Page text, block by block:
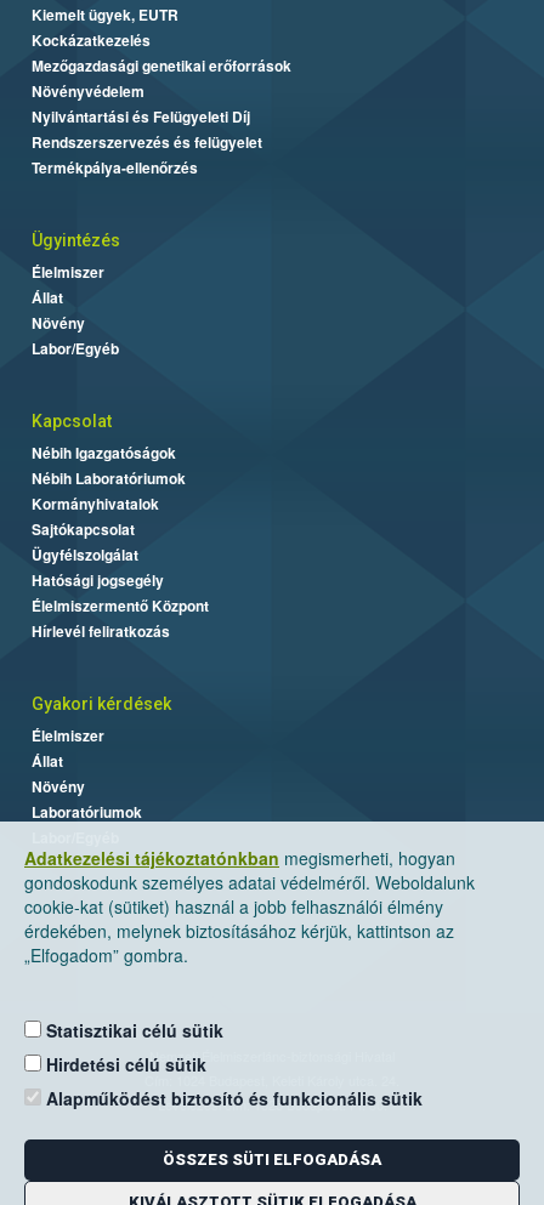
Adatkezelési tájékoztatónkban megismerheti, hogyan
gondoskodunk személyes adatai védelméről. Weboldalunk
cookie-kat (sütiket) használ a jobb felhasználói élmény
érdekében, melynek biztosításához kérjük, kattintson az
„Elfogadom” gombra.
Statisztikai célú sütik
Hirdetési célú sütik
Alapműködést biztosító és funkcionális sütik
ÖSSZES SÜTI ELFOGADÁSA
Kiemelt ügyek, EUTR
Kockázatkezelés
Mezőgazdasági genetikai erőforrások
Növényvédelem
Nyilvántartási és Felügyeleti Díj
Rendszerszervezés és felügyelet
Termékpálya-ellenőrzés
Ügyintézés
Élelmiszer
Állat
Növény
Labor/Egyéb
Kapcsolat
Nébih Igazgatóságok
Nébih Laboratóriumok
Kormányhivatalok
Sajtókapcsolat
Ügyfélszolgálat
Hatósági jogsegély
Élelmiszermentő Központ
Hírlevél feliratkozás
Gyakori kérdések
Élelmiszer
Állat
Növény
Laboratóriumok
Nemzeti Élelmiszerlánc-biztonsági Hivatal
Levelezési cím: 1525 Budapest. Pf. 30.
E-mail:ugyfelszolgalat@nebih.gov.hu
Zöld szám: 06-80/263-244